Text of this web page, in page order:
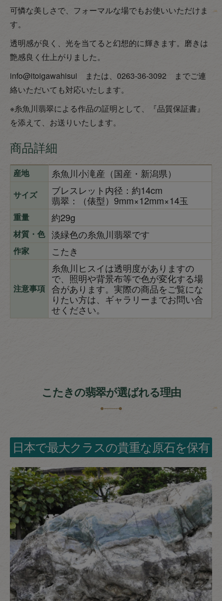
可憐な美しさで、フォーマルな場でもお使いいただけま
す。
透明感が良く、光を当てると幻想的に輝きます。磨きは
艶感良く仕上がりました。
info@itoigawahisui または、0263-36-3092 までご連
絡いただいても対応いたします。
※糸魚川翡翠による作品の証明として、『品質保証書』
を添えて、お送りいたします。
商品詳細
産地 糸魚川小滝産（国産・新潟県）
サイズ
ブレスレット内径：約14cm
翡翠：（俵型）9mm×12mm×14玉
重量 約29g
材質・色 淡緑色の糸魚川翡翠です
作家 こたき
注意事項
糸魚川ヒスイは透明度がありますの
で、照明や背景布等で色が変化する場
合があります。実際の商品をご覧にな
りたい方は、ギャラリーまでお問い合
せください。
こたきの翡翠が選ばれる理由
日本で最大クラスの貴重な原石を保有